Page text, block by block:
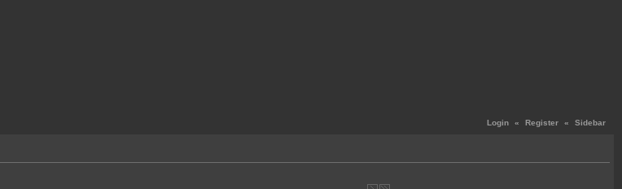
Login « Register « Sidebar